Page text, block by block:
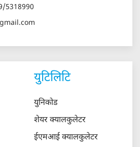
5318990
युटिलिटि
युनिकोड
शेयर क्यालकुलेटर
ईएमआई क्यालकुलेटर